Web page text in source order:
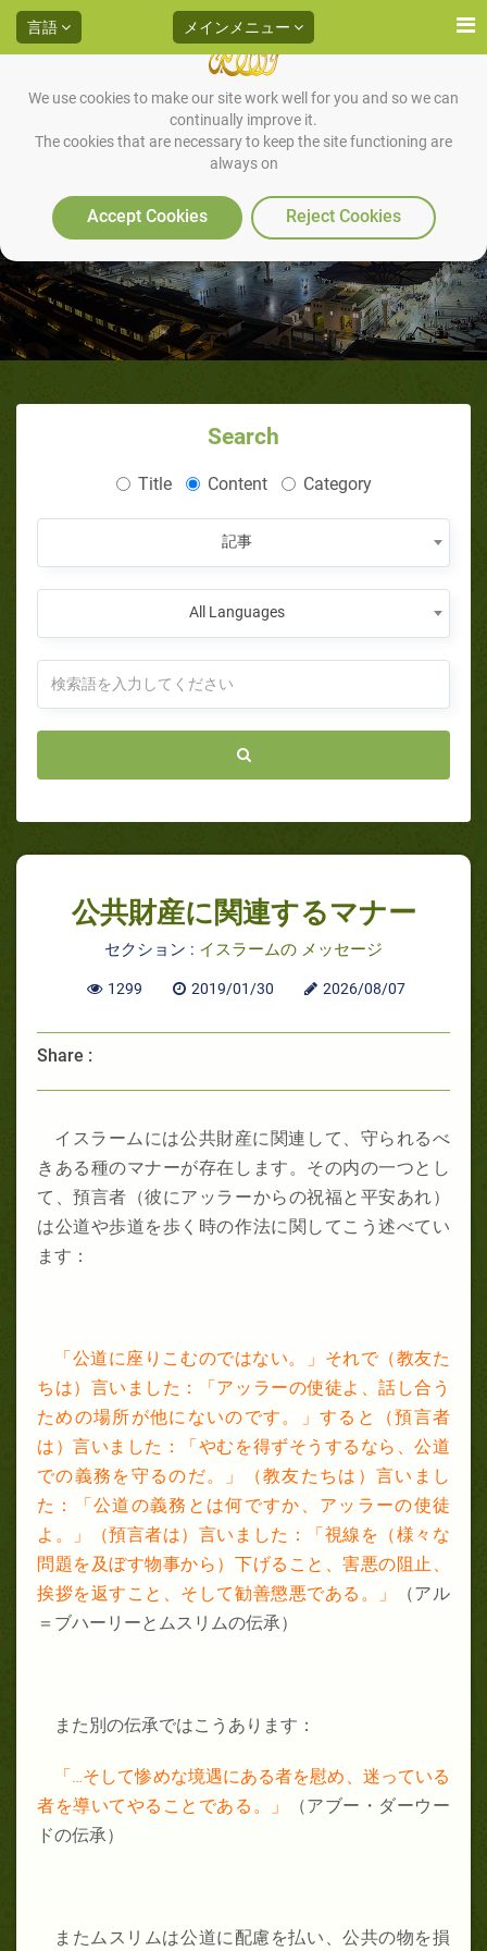
We use cookies to make our site work well for you and so we can
continually improve it.
The cookies that are necessary to keep the site functioning are
always on
Accept Cookies Reject Cookies
言語 メインメニュー
公共財産に関連するマナー
Search
Title Content Category
記事
All Languages
公共財産に関連するマナー
セクション : イスラームの メッセージ
1299 2019/01/30 2026/08/07
Share :
イスラームには公共財産に関連して、守られるべ
きある種のマナーが存在します。その内の一つとし
て、預言者（彼にアッラーからの祝福と平安あれ）
は公道や歩道を歩く時の作法に関してこう述べてい
ます：
「公道に座りこむのではない。」それで（教友た
ちは）言いました：「アッラーの使徒よ、話し合う
ための場所が他にないのです。」すると（預言者
は）言いました：「やむを得ずそうするなら、公道
での義務を守るのだ。」（教友たちは）言いまし
た：「公道の義務とは何ですか、アッラーの使徒
よ。」（預言者は）言いました：「視線を（様々な
問題を及ぼす物事から）下げること、害悪の阻止、
挨拶を返すこと、そして勧善懲悪である。」
（アル
＝ブハーリーとムスリムの伝承）
また別の伝承ではこうあります：
「…そして惨めな境遇にある者を慰め、迷っている
者を導いてやることである。」
（アブー・ダーウー
ドの伝承）
またムスリムは公道に配慮を払い、公共の物を損